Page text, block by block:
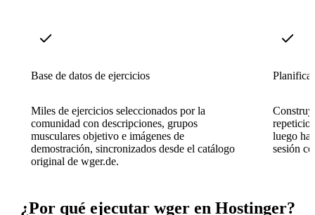
Base de datos de ejercicios
Miles de ejercicios seleccionados por la
comunidad con descripciones, grupos
musculares objetivo e imágenes de
demostración, sincronizados desde el catálogo
original de wger.de.
luego
sesión
¿Por qué ejecutar wger en Hostinger?